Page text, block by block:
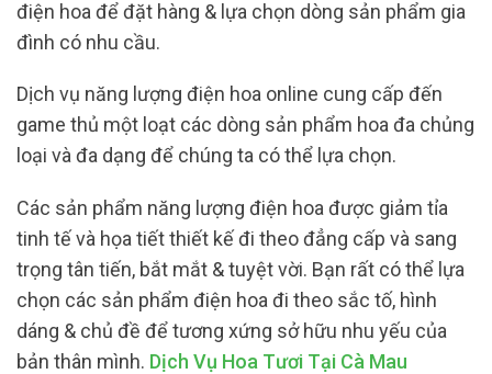
điện hoa để đặt hàng & lựa chọn dòng sản phẩm gia
đình có nhu cầu.
Dịch vụ năng lượng điện hoa online cung cấp đến
game thủ một loạt các dòng sản phẩm hoa đa chủng
loại và đa dạng để chúng ta có thể lựa chọn.
Các sản phẩm năng lượng điện hoa được giảm tỉa
tinh tế và họa tiết thiết kế đi theo đẳng cấp và sang
trọng tân tiến, bắt mắt & tuyệt vời. Bạn rất có thể lựa
chọn các sản phẩm điện hoa đi theo sắc tố, hình
dáng & chủ đề để tương xứng sở hữu nhu yếu của
bản thân mình. Dịch Vụ Hoa Tươi Tại Cà Mau